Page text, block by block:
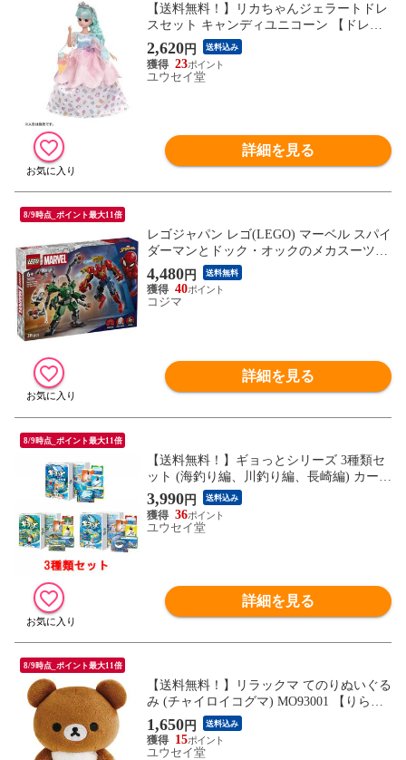
【送料無料！】リカちゃんジェラートドレ
スセット キャンディユニコーン 【ドレス
シリーズ 着せ替え人形用洋服 ロングドレ
ス ワンピース シューズ 靴 玩具 タカラト
ミー】
2,620円 送料込み
23
ユウセイ堂
詳細を見る
8/9時点_ポイント最大11倍
レゴジャパン レゴ(LEGO) マーベル スパイ
ダーマンとドック・オックのメカスーツ対
決 76338
4,480円 送料無料
40
コジマ
詳細を見る
8/9時点_ポイント最大11倍
【送料無料！】ギョっとシリーズ 3種類セ
ット (海釣り編、川釣り編、長崎編) カード
ゲーム ホッパーエンターテイメント 【ギ
ョッと ぎょっと 魚ット 知育玩具 ボードゲ
ーム】
3,990円 送料込み
36
ユウセイ堂
詳細を見る
8/9時点_ポイント最大11倍
【送料無料！】リラックマ てのりぬいぐる
み (チャイロイコグマ) MO93001 【りらっ
くま 熊 本体 人形 グッズ 雑貨 プレゼント
ギフト 玩具 サンエックス】
1,650円 送料込み
15
ユウセイ堂